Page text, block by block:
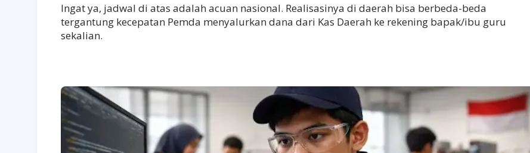
Ingat ya, jadwal di atas adalah acuan nasional. Realisasinya di daerah bisa berbeda-beda
tergantung kecepatan Pemda menyalurkan dana dari Kas Daerah ke rekening bapak/ibu guru
sekalian.